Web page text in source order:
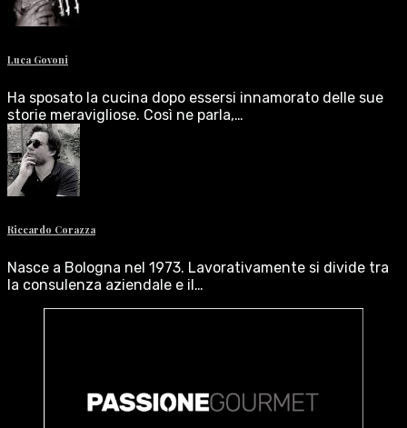
Luca Govoni
Ha sposato la cucina dopo essersi innamorato delle sue
storie meravigliose. Così ne parla,…
Riccardo Corazza
Nasce a Bologna nel 1973. Lavorativamente si divide tra
la consulenza aziendale e il…